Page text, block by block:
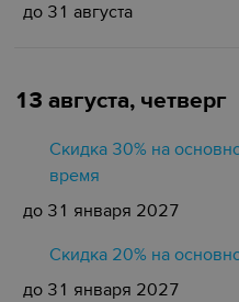
до 31 августа
13 августа, четверг
Скидка 30% на
время
до 31 января 2027
Скидка 20% на
до 31 января 2027